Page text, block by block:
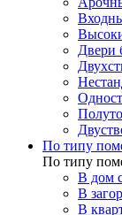
Двери
По типу
По типу
В дом
В
В